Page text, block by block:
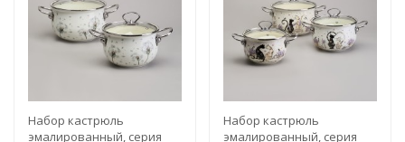
Набор кастрюль
эмалированный, серия
Набор кастрюль
эмалированный, серия